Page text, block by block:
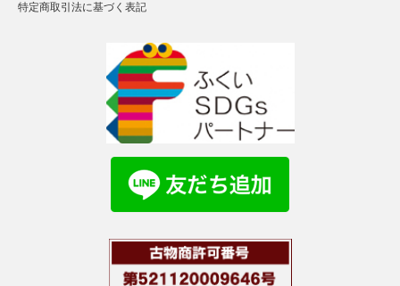
特定商取引法に基づく表記